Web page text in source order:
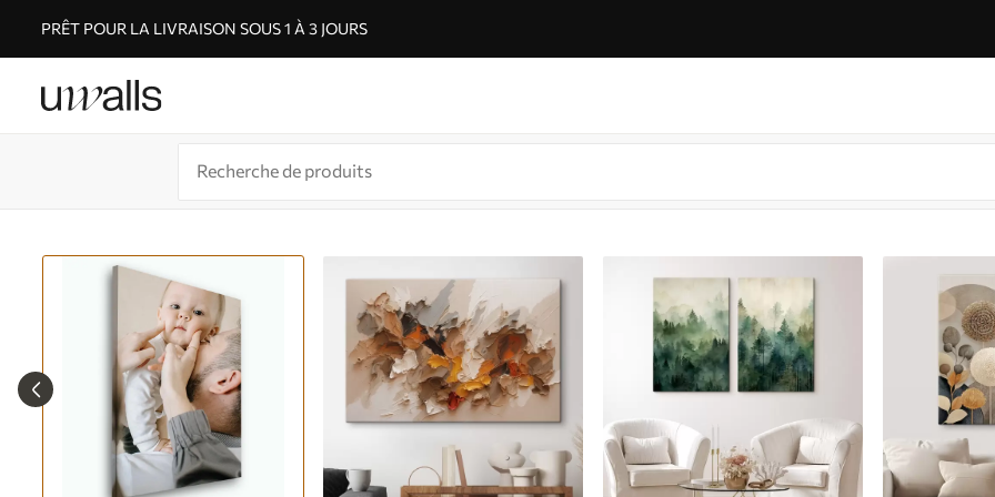
PRÊT POUR LA LIVRAISON SOUS 1 À 3 JOURS